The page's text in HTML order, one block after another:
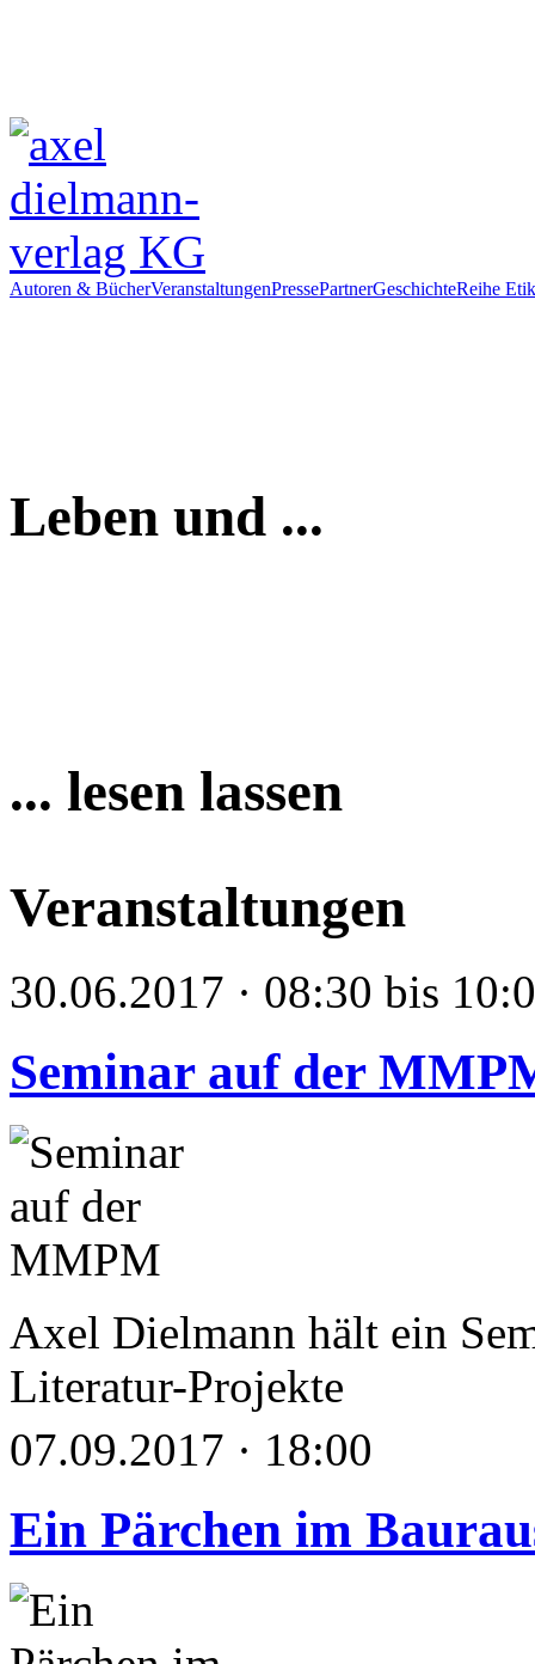
Autoren & BücherVeranstaltungenPressePartnerGeschichteReihe
Leben und ...
... lesen lassen
Veranstaltungen
30.06.2017 · 08:30 bis
Seminar auf der
Axel Dielmann hält ein
Literatur-Projekte
07.09.2017 · 18:00
Ein Pärchen im